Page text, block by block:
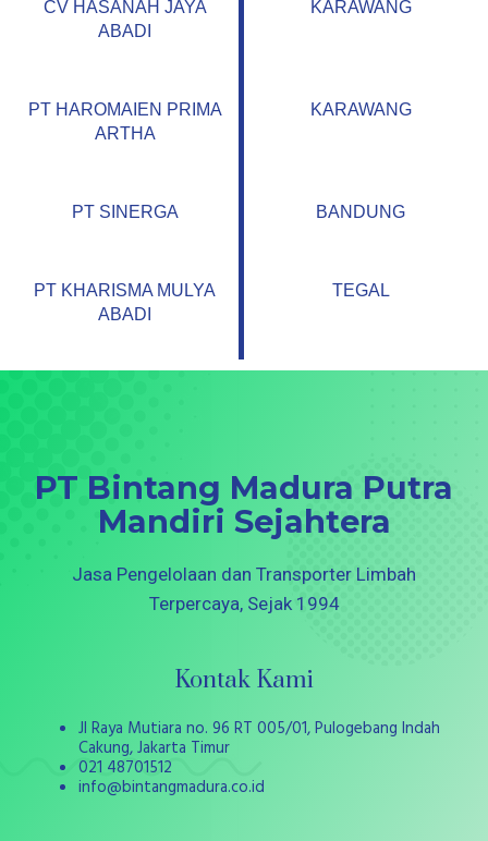
CV HASANAH JAYA
ABADI
KARAWANG
PT HAROMAIEN PRIMA
ARTHA
KARAWANG
PT SINERGA BANDUNG
PT KHARISMA MULYA
ABADI
TEGAL
PT Bintang Madura Putra
Mandiri Sejahtera
Jasa Pengelolaan dan Transporter Limbah
Terpercaya, Sejak 1994
Kontak Kami
Jl Raya Mutiara no. 96 RT 005/01, Pulogebang Indah
Cakung, Jakarta Timur
021 48701512
info@bintangmadura.co.id